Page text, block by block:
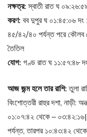
নক্ষত্র:স্বাতী রাত ঘ
করণ: বব দুপুর ঘ ০১:৪৫:০৬ দং
৪৫/৪২/৪০ পর্যন্ত পরে কৌলব
তৈতিল
যোগ: গণ্ড রাত ঘ ১১:৫৭:৪৮
আজ জন্ম হলে তার রাশি:তুলা
বিংশোত্তরী রাহুর দশা, নাড়ী:
০১:০৭:৪২ থেকে – ০৩:৪২:১৬|
পর্যন্ত, তারপর ১০:৪৩:৪২